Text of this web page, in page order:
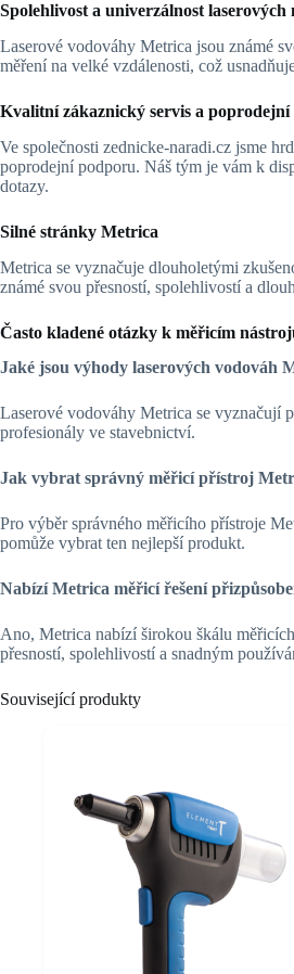
Spolehlivost a univerzálnost
Laserové vodováhy Metrica jsou známé
měření na velké vzdálenosti, což
Kvalitní zákaznický servis a poprodejní
Ve společnosti zednicke-naradi.cz jsme
poprodejní podporu. Náš tým je vám k
dotazy.
Silné stránky Metrica
Metrica se vyznačuje dlouholetými
známé svou přesností, spolehlivostí a
Často kladené otázky k měřicím
Jaké jsou výhody laserových vodováh
Laserové vodováhy Metrica se vyznačují
profesionály ve stavebnictví.
Jak vybrat správný měřicí přístroj
Pro výběr správného měřicího přístroje
pomůže vybrat ten nejlepší produkt.
Nabízí Metrica měřicí řešení
Ano, Metrica nabízí širokou škálu
přesností, spolehlivostí a snadným
Související produkty